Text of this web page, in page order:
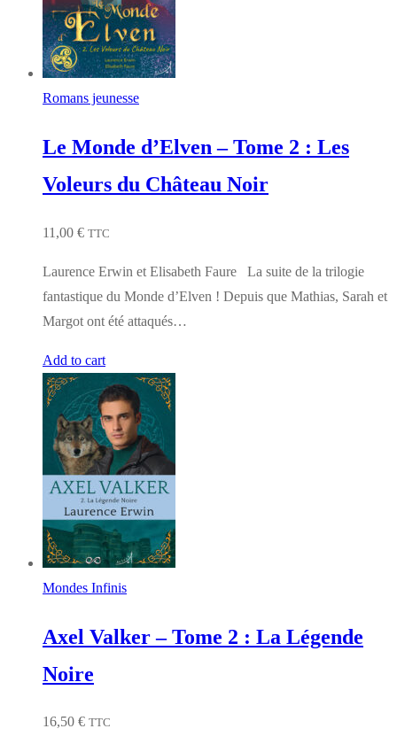
Romans jeunesse
Le Monde d’Elven – Tome 2 : Les
Voleurs du Château Noir
11,00 € TTC
Laurence Erwin et Elisabeth Faure La suite de la trilogie
fantastique du Monde d’Elven ! Depuis que Mathias, Sarah et
Margot ont été attaqués…
Add to cart
Mondes Infinis
Axel Valker – Tome 2 : La Légende
Noire
16,50 € TTC